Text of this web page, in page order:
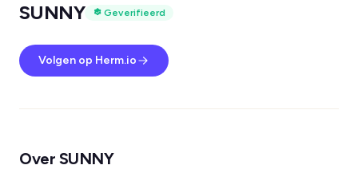
SUNNY Geverifieerd
Volgen op Herm.io
Over SUNNY